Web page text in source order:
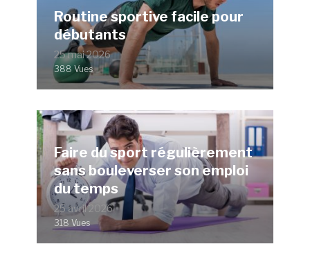
Routine sportive facile pour
débutants
25 mai 2026
388 Vues
Faire du sport régulièrement
sans bouleverser son emploi
du temps
25 avril 2026
318 Vues